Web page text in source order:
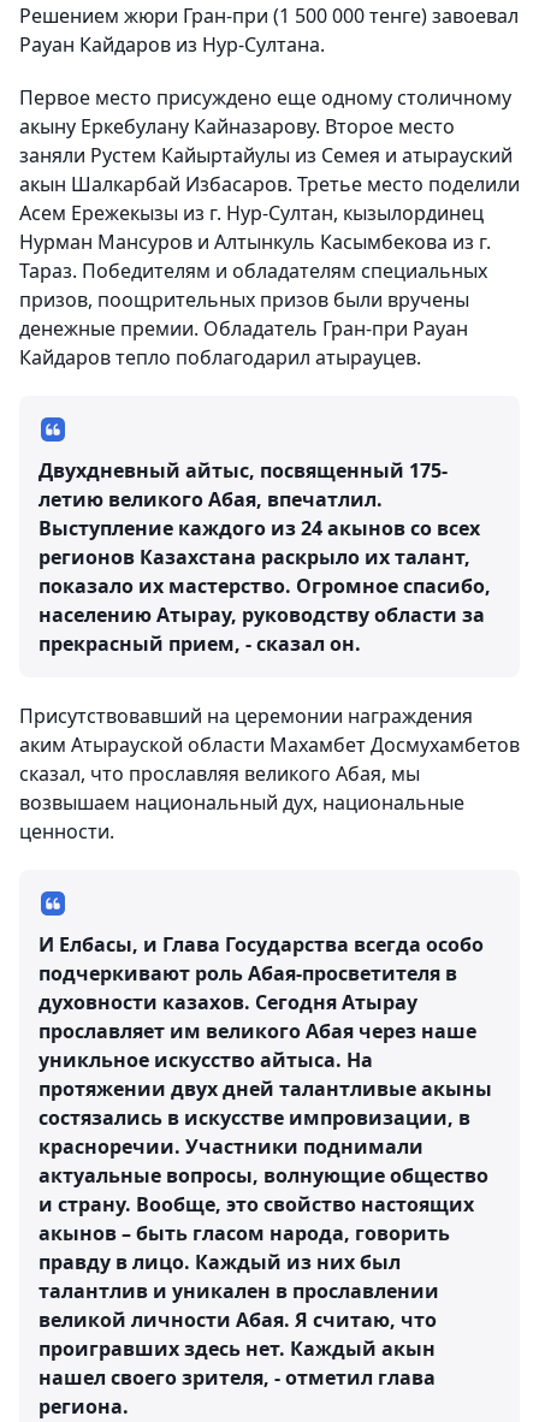
Решением жюри Гран-при (1 500 000 тенге) завоевал
Рауан Кайдаров из Нур-Султана.
Первое место присуждено еще одному столичному
акыну Еркебулану Кайназарову. Второе место
заняли Рустем Кайыртайулы из Семея и атырауский
акын Шалкарбай Избасаров. Третье место поделили
Асем Ережекызы из г. Нур-Султан, кызылординец
Нурман Мансуров и Алтынкуль Касымбекова из г.
Тараз. Победителям и обладателям специальных
призов, поощрительных призов были вручены
денежные премии. Обладатель Гран-при Рауан
Кайдаров тепло поблагодарил атырауцев.
Двухдневный айтыс, посвященный 175-
летию великого Абая, впечатлил.
Выступление каждого из 24 акынов со всех
регионов Казахстана раскрыло их талант,
показало их мастерство. Огромное спасибо,
населению Атырау, руководству области за
прекрасный прием, - сказал он.
Присутствовавший на церемонии награждения
аким Атырауской области Махамбет Досмухамбетов
сказал, что прославляя великого Абая, мы
возвышаем национальный дух, национальные
ценности.
И Елбасы, и Глава Государства всегда особо
подчеркивают роль Абая-просветителя в
духовности казахов. Сегодня Атырау
прославляет им великого Абая через наше
уникльное искусство айтыса. На
протяжении двух дней талантливые акыны
состязались в искусстве импровизации, в
красноречии. Участники поднимали
актуальные вопросы, волнующие общество
и страну. Вообще, это свойство настоящих
акынов – быть гласом народа, говорить
правду в лицо. Каждый из них был
талантлив и уникален в прославлении
великой личности Абая. Я считаю, что
проигравших здесь нет. Каждый акын
нашел своего зрителя, - отметил глава
региона.